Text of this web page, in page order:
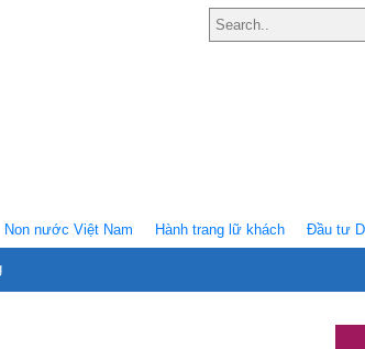
Non nước Việt Nam Hành trang lữ khách Ðầu tư